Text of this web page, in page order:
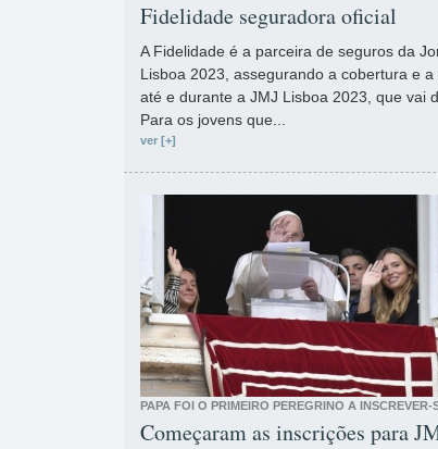
Fidelidade seguradora oficial
A Fidelidade é a parceira de seguros da
Lisboa 2023, assegurando a cobertura e
até e durante a JMJ Lisboa 2023, que vai
Para os jovens que...
ver [+]
PAPA FOI O PRIMEIRO PEREGRINO A INSCREVER-
Começaram as inscrições para